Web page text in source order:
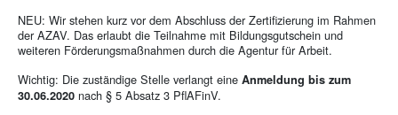
NEU: Wir stehen kurz vor dem Abschluss der Zertifizierung im Rahmen
der AZAV. Das erlaubt die Teilnahme mit Bildungsgutschein und
weiteren Förderungsmaßnahmen durch die Agentur für Arbeit.
Wichtig: Die zuständige Stelle verlangt eine Anmeldung bis zum
30.06.2020 nach § 5 Absatz 3 PflAFinV.